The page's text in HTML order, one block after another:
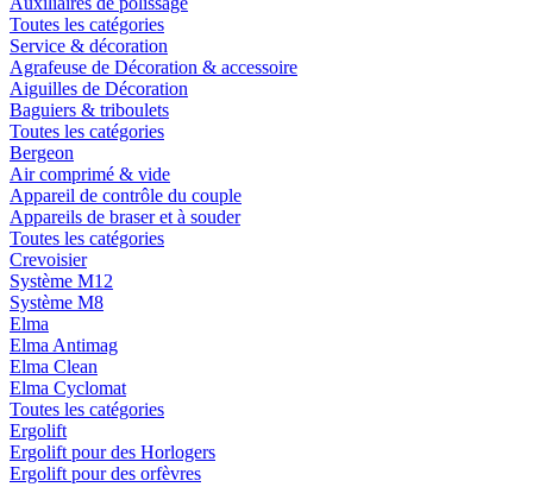
Toutes les catégories
Service & décoration
Agrafeuse de Décoration & accessoire
Aiguilles de Décoration
Baguiers & triboulets
Toutes les catégories
Bergeon
Air comprimé & vide
Appareil de contrôle du couple
Appareils de braser et à souder
Toutes les catégories
Crevoisier
Système M12
Système M8
Elma
Elma Antimag
Elma Clean
Elma Cyclomat
Toutes les catégories
Ergolift
Ergolift pour des Horlogers
Ergolift pour des orfèvres